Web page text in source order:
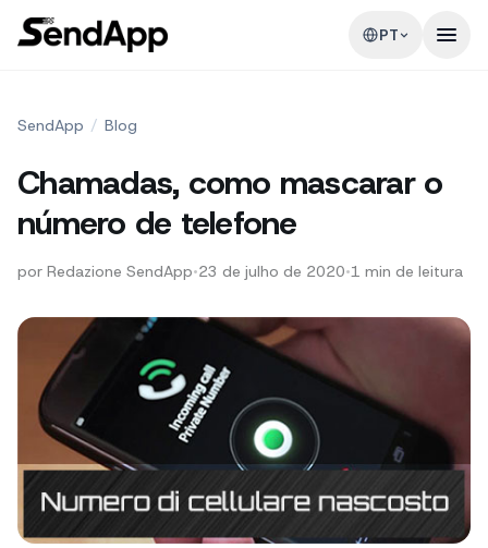
PT
SendApp / Blog
Chamadas, como mascarar o
número de telefone
por Redazione SendApp•23 de julho de 2020•1 min de leitura